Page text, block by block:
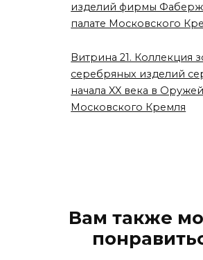
изделий фирмы
палате Московского
Витрина 21. Коллекция
серебряных изделий
начала XX века в
Московского Кремля
Вам также